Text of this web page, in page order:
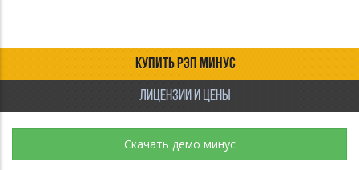
КУПИТЬ РЭП МИНУС
ЛИЦЕНЗИИ И ЦЕНЫ
Скачать демо минус